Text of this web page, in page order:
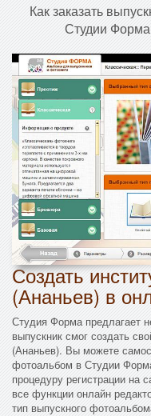
Как заказать
Студии
Создать
(Ананьев) в
Студия Форма предлагает
выпускник смог создать
(Ананьев). Вы можете
фотоальбом в Студии
процедуру регистрации на
все функции онлайн
тип выпускного